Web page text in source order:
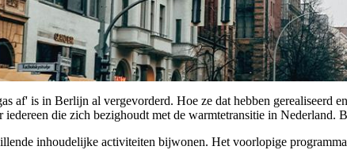
af' is in Berlijn al vergevorderd. Hoe ze dat hebben
iedereen die zich bezighoudt met de warmtetransitie in
inhoudelijke activiteiten bijwonen. Het voorlopige